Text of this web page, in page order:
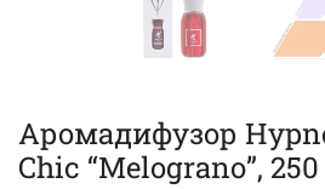
Аромадифузор
Chic “Melograno”,